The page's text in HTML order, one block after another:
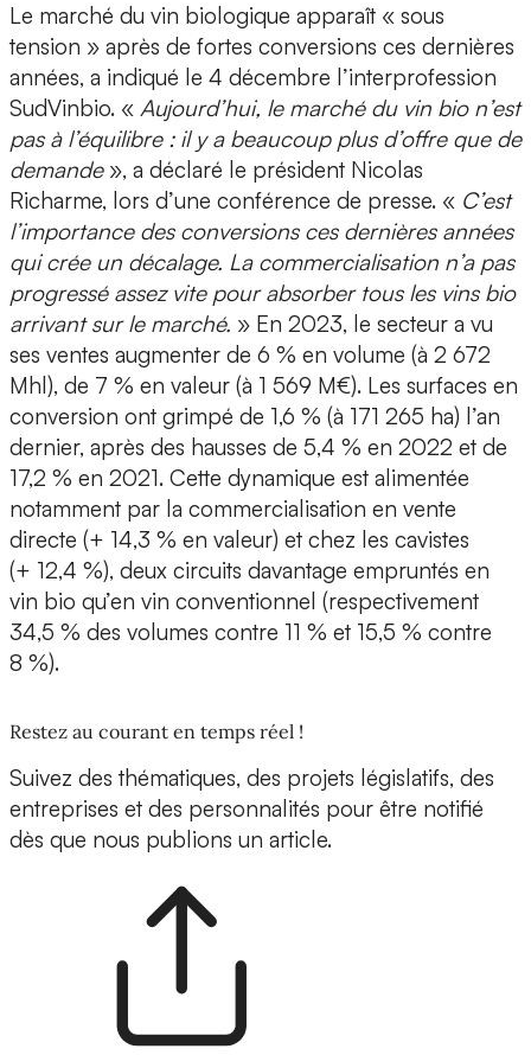
Le marché du vin biologique apparaît « sous
tension » après de fortes conversions ces dernières
années, a indiqué le 4 décembre l’interprofession
SudVinbio. « Aujourd’hui, le marché du vin bio n’est
pas à l’équilibre : il y a beaucoup plus d’offre que de
demande », a déclaré le président Nicolas
Richarme, lors d’une conférence de presse. « C’est
l’importance des conversions ces dernières années
qui crée un décalage. La commercialisation n’a pas
progressé assez vite pour absorber tous les vins bio
arrivant sur le marché. » En 2023, le secteur a vu
ses ventes augmenter de 6 % en volume (à 2 672
Mhl), de 7 % en valeur (à 1 569 M€). Les surfaces en
conversion ont grimpé de 1,6 % (à 171 265 ha) l’an
dernier, après des hausses de 5,4 % en 2022 et de
17,2 % en 2021. Cette dynamique est alimentée
notamment par la commercialisation en vente
directe (+ 14,3 % en valeur) et chez les cavistes
(+ 12,4 %), deux circuits davantage empruntés en
vin bio qu’en vin conventionnel (respectivement
34,5 % des volumes contre 11 % et 15,5 % contre
8 %).
Restez au courant en temps réel !
Suivez des thématiques, des projets législatifs, des
entreprises et des personnalités pour être notifié
dès que nous publions un article.